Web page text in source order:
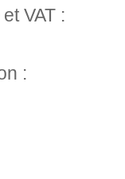
VAT :
: